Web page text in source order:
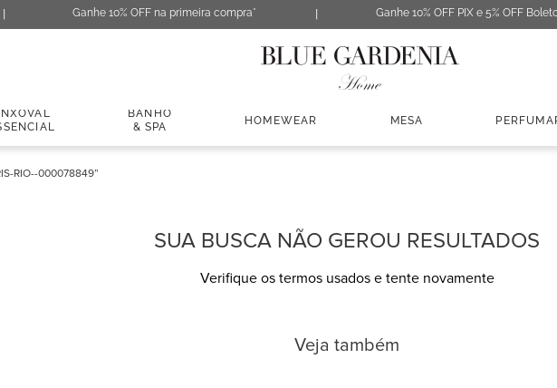
Ganhe 10% OFF na primeira compra* Ganhe 10% OFF PIX e 5% OFF
BANHO
& SPA
HOMEWEAR MESA
RIO--000078849
SUA BUSCA NÃO GEROU RESULTADOS
Verifique os termos usados e tente novamente
Veja também